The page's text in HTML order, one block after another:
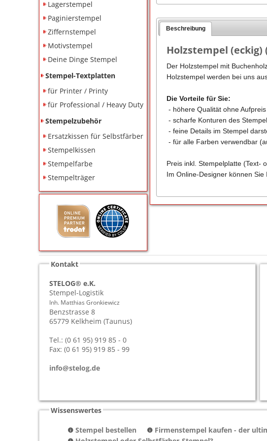
Lagerstempel
Paginierstempel
Ziffernstempel
Motivstempel
Deine Dinge Stempel
Stempel-Textplatten
für Printer / Printy
für Professional / Heavy Duty
Stempelzubehör
Ersatzkissen für Selbstfärber
Stempelkissen
Stempelfarbe
Stempelträger
Beschreibung
Holzstempel (eckig)
Der Holzstempel mit
Holzstempel werden bei uns
Die Vorteile für Sie:
- höhere Qualität ohne Aufpreis
- scharfe Konturen des
- feine Details im Stempel
- für alle Farben verwendbar
Preis inkl. Stempelplatte (Text-
Im Online-Designer können
Kontakt
STELOG® e.K.
Stempel-Logistik
Inh. Matthias Gronkiewicz
Benzstrasse 8
65779 Kelkheim (Taunus)
Tel.: (0 61 95) 919 85 - 0
Fax: (0 61 95) 919 85 - 99
info@stelog.de
Wissenswertes
Stempel bestellen Firmenstempel kaufen - der